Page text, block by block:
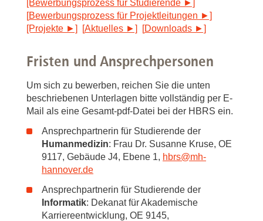
[Bewerbungsprozess für Studierende ►]
[Bewerbungsprozess für Projektleitungen ►]
[Projekte ►]
[Aktuelles ►] [Downloads ►]
Fristen und Ansprechpersonen
Um sich zu bewerben, reichen Sie die unten
beschriebenen Unterlagen bitte vollständig per E-
Mail als eine Gesamt-pdf-Datei bei der HBRS ein.
Ansprechpartnerin für Studierende der
Humanmedizin: Frau Dr. Susanne Kruse, OE
9117, Gebäude J4, Ebene 1, hbrs@mh-
hannover.de
Ansprechpartnerin für Studierende der
Informatik: Dekanat für Akademische
Karriereentwicklung, OE 9145,